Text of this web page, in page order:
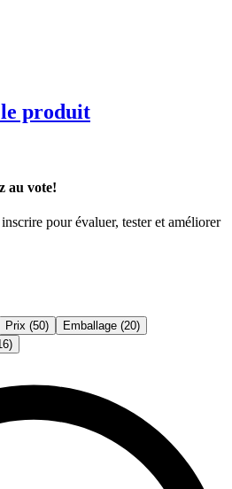
produit
au vote!
pour évaluer, tester et améliorer
Prix (50)
Emballage (20)